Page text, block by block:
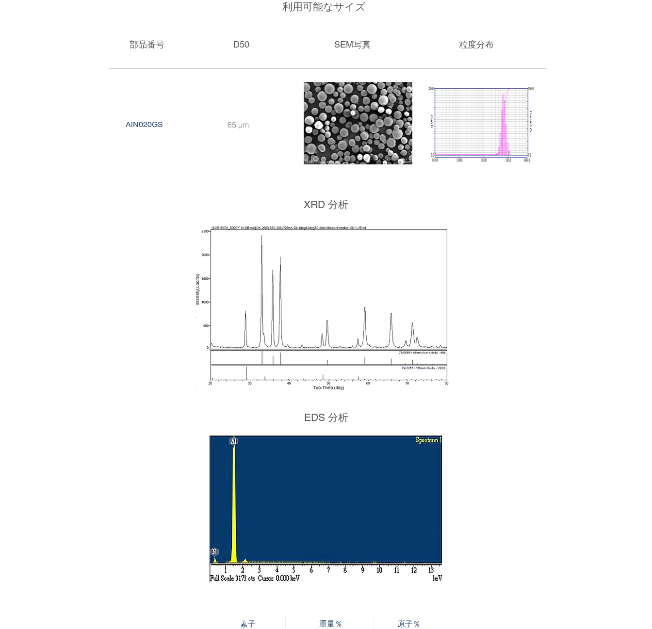
XRD 分析
EDS 分析
原子％
重量％
素子
部品番号 D50 SEM写真 粒度分布
AlN020GS 65 μm
利用可能なサイズ